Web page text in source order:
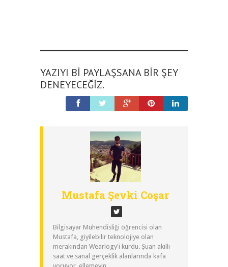
YAZIYI BI PAYLAŞSANA BIR ŞEY
DENEYECEĞIZ.
Mustafa Şevki Coşar
Bilgisayar Mühendisliği öğrencisi olan
Mustafa, giyilebilir teknolojiye olan
merakından Wearlogy'i kurdu. Şuan akıllı
saat ve sanal gerçeklik alanlarında kafa